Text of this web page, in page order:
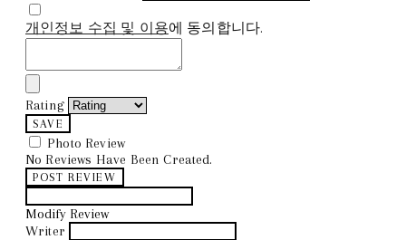
개인정보 수집 및 이용에 동의합니다.
Rating
SAVE
Photo Review
No Reviews Have Been Created.
POST REVIEW
Modify Review
Writer